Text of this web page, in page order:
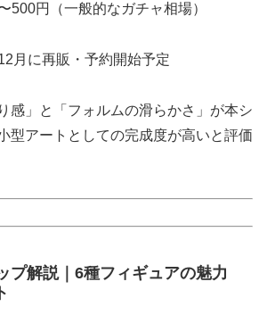
500円（一般的なガチャ相場）
月に再販・予約開始予定
感」と「フォルムの滑らかさ」が本シ
型アートとしての完成度が高いと評価
プ解説｜6種フィギュアの魅力